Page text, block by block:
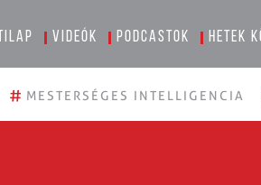
Videók Podcastok Hetek
# MESTERSÉGES INTELLIGENCIA